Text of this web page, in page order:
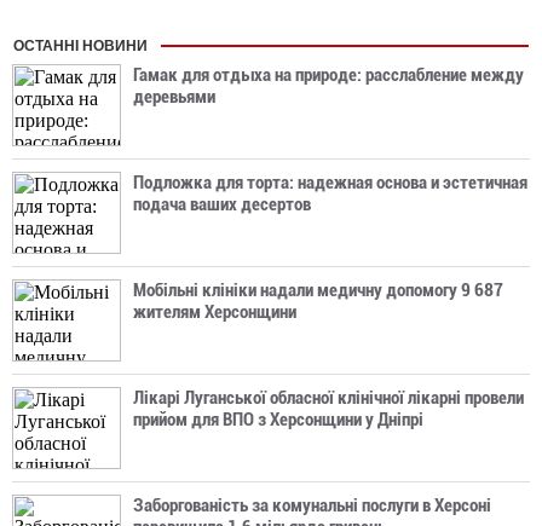
ОСТАННІ НОВИНИ
Гамак для отдыха на природе: расслабление между
деревьями
Подложка для торта: надежная основа и эстетичная
подача ваших десертов
Мобільні клініки надали медичну допомогу 9 687
жителям Херсонщини
Лікарі Луганської обласної клінічної лікарні провели
прийом для ВПО з Херсонщини у Дніпрі
Заборгованість за комунальні послуги в Херсоні